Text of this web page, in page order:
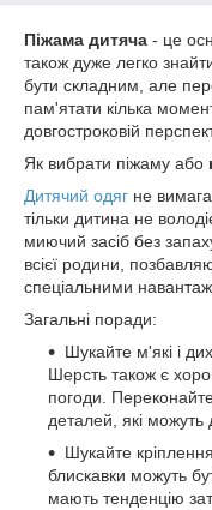
Піжама дитяча - це
також дуже легко
бути складним, але
пам'ятати кілька
довгостроковій
Як вибрати піжаму або
Дитячий одяг не
тільки дитина не
миючий засіб без
всієї родини,
спеціальними
Загальні поради:
Шукайте м'які і
Шерсть також є
погоди.
деталей, які можуть
Шукайте
блискавки можуть
мають тенденцію